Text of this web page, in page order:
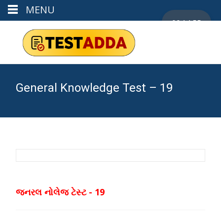
General Knowledge Test – 19
00:14:55
જનરલ નોલેજ ટેસ્ટ - 19
MENU